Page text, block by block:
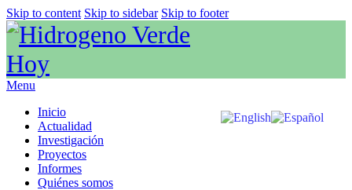
Skip to content Skip to sidebar Skip to footer
Menu
Inicio
Actualidad
Investigación
Proyectos
Informes
Quiénes somos